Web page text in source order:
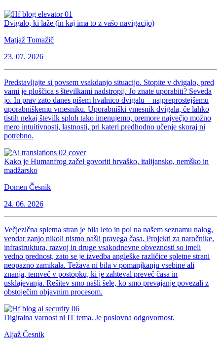
Dvigalo, ki laže (in kaj ima to z vašo navigacijo)
Matjaž Tomažič
23. 07. 2026
Predstavljajte si povsem vsakdanjo situacijo. Stopite v dvigalo, pred
vami je ploščica s številkami nadstropij. Jo znate uporabiti? Seveda
jo. In prav zato danes pišem hvalnico dvigalu – najpreprostejšemu
uporabniškemu vmesniku. Uporabniški vmesnik dvigala, če lahko
tistih nekaj številk sploh tako imenujemo, premore največjo možno
mero intuitivnosti, lastnosti, pri kateri predhodno učenje skoraj ni
potrebno.
Kako je Humanfrog začel govoriti hrvaško, italijansko, nemško in
madžarsko
Domen Česnik
24. 06. 2026
Večjezična spletna stran je bila leto in pol na našem seznamu nalog,
vendar zanjo nikoli nismo našli pravega časa. Projekti za naročnike,
infrastruktura, razvoj in druge vsakodnevne obveznosti so imeli
vedno prednost, zato se je izvedba angleške različice spletne strani
neopazno zamikala. Težava ni bila v pomanjkanju vsebine ali
znanja, temveč v postopku, ki je zahteval preveč časa in
usklajevanja. Rešitev smo našli šele, ko smo prevajanje povezali z
obstoječim objavnim procesom.
Digitalna varnost ni IT tema. Je poslovna odgovornost.
Aljaž Česnik